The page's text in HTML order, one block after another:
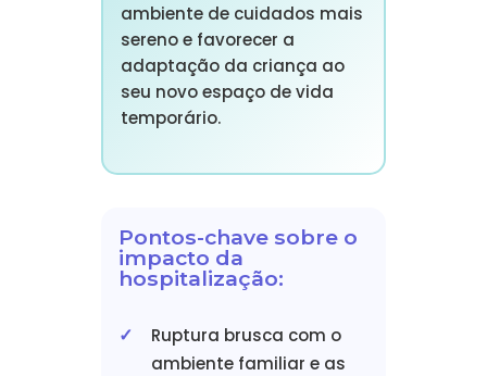
ambiente de cuidados mais
sereno e favorecer a
adaptação da criança ao
seu novo espaço de vida
temporário.
Pontos-chave sobre o
impacto da
hospitalização:
Ruptura brusca com o
ambiente familiar e as